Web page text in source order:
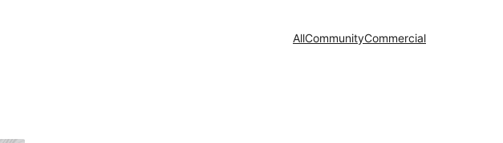
AllCommunityCommercial